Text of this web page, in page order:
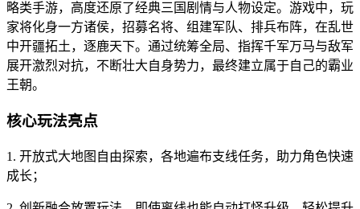
略类手游，高度还原了经典三国剧情与人物设定。游戏中，玩
家将化身一方诸侯，招募名将、组建军队、排兵布阵，在乱世
中开疆拓土，逐鹿天下。通过统筹全局、指挥千军万马与敌军
展开激烈对抗，不断壮大自身势力，最终建立属于自己的霸业
王朝。
核心玩法亮点
1. 开放式大地图自由探索，各地遍布支线任务，助力角色快速
成长；